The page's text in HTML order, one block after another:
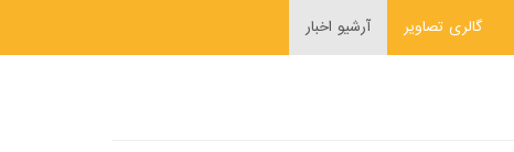
گالری تصاویر آرشیو اخبار